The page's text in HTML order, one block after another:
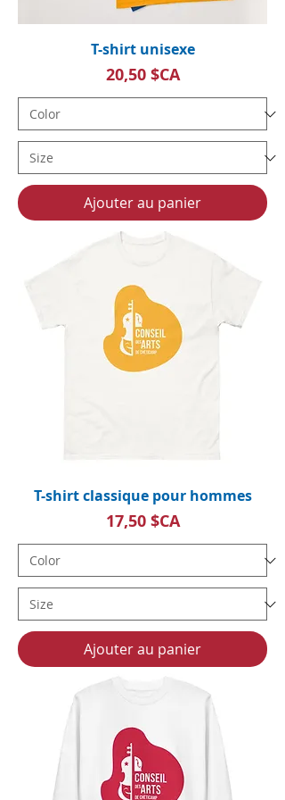
T-shirt unisexe
Prix
20,50 $CA
Ajouter au panier
T-shirt classique pour hommes
Prix
17,50 $CA
Ajouter au panier